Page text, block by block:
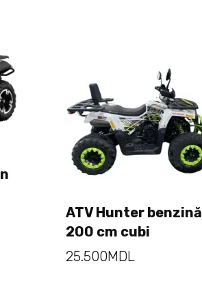
Adaugă în coș
ATV Hunter benzină
200 cm cubi
25.500MDL